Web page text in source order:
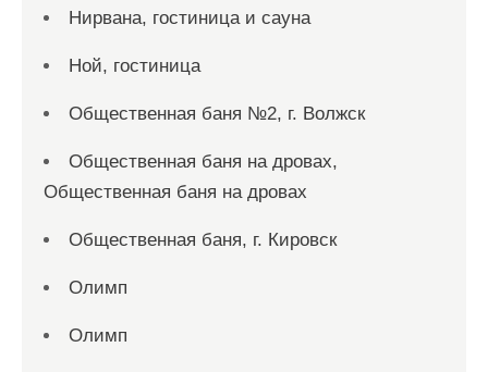
Нирвана, гостиница и сауна
Ной, гостиница
Общественная баня №2, г. Волжск
Общественная баня на дровах,
Общественная баня на дровах
Общественная баня, г. Кировск
Олимп
Олимп